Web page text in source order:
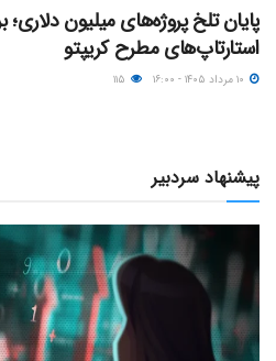
استارتاپ‌های مطرح کریپتو
پیشنهاد سردبیر